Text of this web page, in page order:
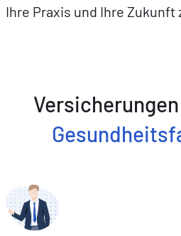
Ihre Praxis und Ihre Zukunft